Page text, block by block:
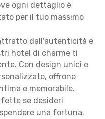
ogni dettaglio è
per il tuo massimo
dall'autenticità e
hotel di charme ti
Con design unici e
offrono
e memorabile.
se desideri
una fortuna.